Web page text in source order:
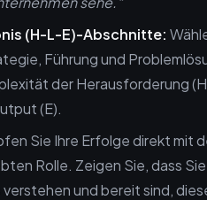
(H-L-E)-Abschnitte:
Führung und
der Herausforderung
(E).
Sie Ihre Erfolge direkt mit
Rolle. Zeigen Sie, dass
und bereit sind,